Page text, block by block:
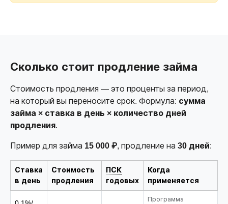
Сколько стоит продление займа
Стоимость продления — это проценты за период,
на который вы переносите срок. Формула: сумма
займа × ставка в день × количество дней
продления.
Пример для займа 15 000 ₽, продление на 30 дней:
Ставка
в день
Стоимость
продления
ПСК
годовых
Когда
применяется
Программа